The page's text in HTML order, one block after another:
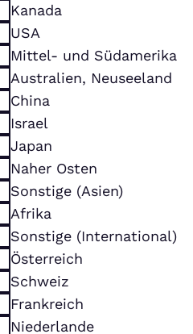
Kanada
USA
Mittel- und Südamerika
Australien, Neuseeland
China
Israel
Japan
Naher Osten
Sonstige (Asien)
Afrika
Sonstige (International)
Österreich
Schweiz
Frankreich
Niederlande